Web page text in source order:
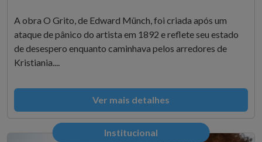
A obra O Grito, de Edward Münch, foi criada após um
ataque de pânico do artista em 1892 e reflete seu estado
de desespero enquanto caminhava pelos arredores de
Kristiania....
Ver mais detalhes
Institucional